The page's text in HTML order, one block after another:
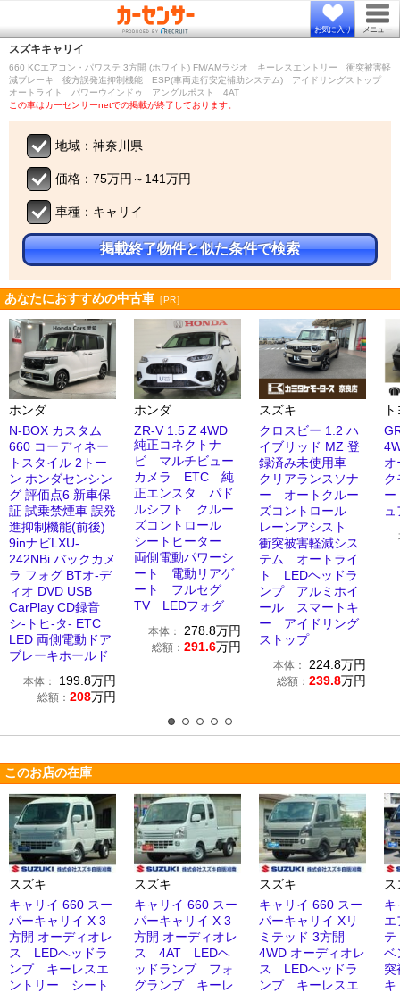
お気に入り メニュー
スズキキャリイ
660 KCエアコン・パワステ 3方開 (ホワイト) FM/AMラジオ キーレスエントリー 衝突被害軽
減ブレーキ 後方誤発進抑制機能 ESP(車両走行安定補助システム) アイドリングストップ
オートライト パワーウインドゥ アングルポスト 4AT
この車はカーセンサーnetでの掲載が終了しております。
地域：神奈川県
価格：75万円～141万円
車種：キャリイ
掲載終了物件と似た条件で検索
あなたにおすすめの中古車 ［PR］
ホンダ
N-BOX カスタム
660 コーディネー
トスタイル 2トー
ン ホンダセンシン
グ 評価点6 新車保
証 試乗禁煙車 誤発
進抑制機能(前後)
9inナビLXU-
242NBi バックカメ
ラ フォグ BTオ-デ
ィオ DVD USB
CarPlay CD録音
シ-トヒ-タ- ETC
LED 両側電動ドア
ブレーキホールド
本体： 199.8万円
総額： 208万円
ホンダ
ZR-V 1.5 Z 4WD
純正コネクトナ
ビ マルチビュー
カメラ ETC 純
正エンスタ パド
ルシフト クルー
ズコントロール
シートヒーター
両側電動パワーシ
ート 電動リアゲ
ート フルセグ
TV LEDフォグ
本体： 278.8万円
総額： 291.6万円
スズキ
クロスビー 1.2 ハ
イブリッド MZ 登
録済み未使用車
クリアランスソナ
ー オートクルー
ズコントロール
レーンアシスト
衝突被害軽減シス
テム オートライ
ト LEDヘッドラ
ンプ アルミホイ
ール スマートキ
ー アイドリング
ストップ
本体： 224.8万円
総額： 239.8万円
オ
ク
ー
このお店の在庫
スズキ
キャリイ 660 スー
パーキャリイ X 3
方開 オーディオレ
ス LEDヘッドラ
ンプ キーレスエ
ントリー シート
スズキ
キャリイ 660 スー
パーキャリイ X 3
方開 オーディオレ
ス 4AT LEDヘ
ッドランプ フォ
グランプ キーレ
スズキ
キャリイ 660 スー
パーキャリイ Xリ
ミテッド 3方開
4WD オーディオレ
ス LEDヘッドラ
ンプ キーレスエ
ス
キ
エ
テ
ベ
突
キ